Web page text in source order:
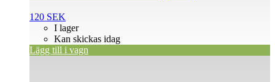
120 SEK
I lager
Kan skickas idag
Lägg till i vagn